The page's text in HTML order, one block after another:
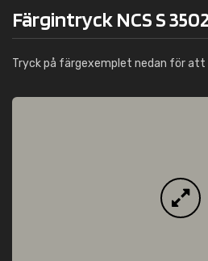
Färgintryck NCS S
Tryck på färgexemplet nedan för